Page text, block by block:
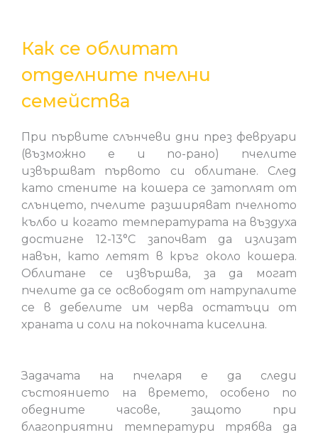
Как се облитат
отделните пчелни
семейства
При първите слънчеви дни през февруари
(възможно е и по-рано) пчелите
извършват първото си облитане. След
като стените на кошера се затоплят от
слънцето, пчелите разширяват пчелното
кълбо и когато температурата на въздуха
достигне 12-13°C започват да излизат
навън, като летят в кръг около кошера.
Облитане се извършва, за да могат
пчелите да се освободят от натрупалите
се в дебелите им черва остатъци от
храната и соли на покочната киселина.
Задачата на пчеларя е да следи
състоянието на времето, особено по
обедните часове, защото при
благоприятни температури трябва да